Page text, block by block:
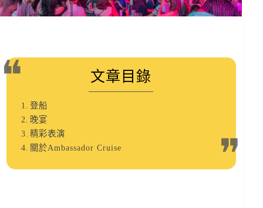
文章目錄
登船
晚宴
精彩表演
關於Ambassador Cruise